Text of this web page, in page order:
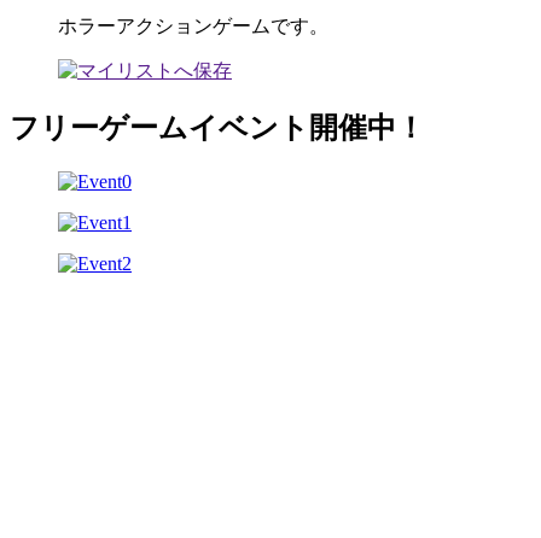
ホラーアクションゲームです。
フリーゲームイベント開催中！